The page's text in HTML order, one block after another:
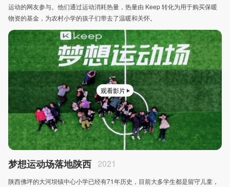
运动的网友参与。他们通过运动消耗热量，热量由 Keep 转化为用于购买保暖
物资的基金，为农村小学的孩子们带去了温暖和关怀。
观看影片
梦想运动场落地陕西 2021
陕西佛坪的大河坝镇中心小学已经有71年历史，目前大多学生都是留守儿童，